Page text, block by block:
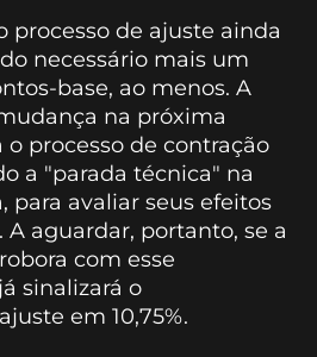
processo de ajuste ainda
necessário mais um
base, ao menos. A
na próxima
processo de contração
a "parada técnica" na
para avaliar seus efeitos
aguardar, portanto, se a
com esse
sinalizará o
em 10,75%.